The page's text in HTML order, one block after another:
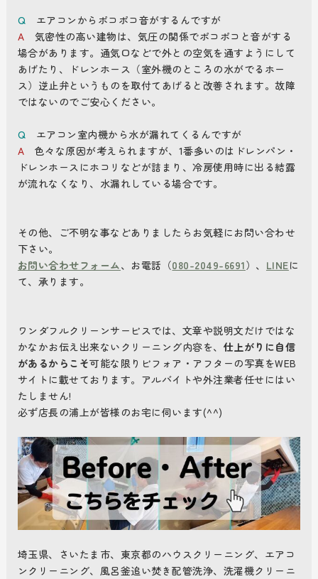
Q エアコンからポコポコ音がするんですが
A 気密性の高い建物は、気圧の関係でポコポコと音がする
場合があります。通気口などで外との空気を通すようにして
あげたり、ドレンホース（室外機のところの水がでるホー
ス）逆止弁というものを取付てあげると改善されます。故障
ではないのでご安心ください。
Q エアコン室内機から水が漏れてくるんですが
A 色々な原因が考えられますが、1番多いのはドレンパン・
ドレンホースにホコリなどが詰まり、冷房使用時に出る結露
が流れなくなり、水漏れしている場合です。
その他、ご不明な事などありましたらお気軽にお問い合わせ
下さい。
お問い合わせフォーム、お電話（080-2049-6691）、 LINEに
て、承ります。
ワンダフルクリーンサービスでは、文章や説明文だけではな
かなかお伝え出来ないクリーニング内容を、 仕上がりに自信
があるからこそ可能な限りビフォア・アフターの写真をWEB
サイトに載せております。アルバイトや外注業者任せにはい
たしません!
必ず店長の浦上が皆様のお宅に伺います(^^)
埼玉県、さいたま市、東京都のハウスクリーニング、エアコ
ンクリーニング、風呂釜追い焚き配管洗浄、洗濯機クリーニ